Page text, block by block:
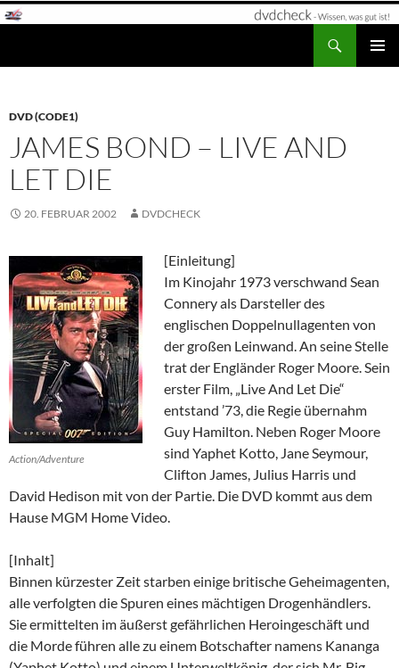
Zum
DVD (CODE1)
JAMES BOND – LIVE AND
LET DIE
20. FEBRUAR 2002 DVDCHECK
Action/Adventure
[Einleitung]
Im Kinojahr 1973 verschwand Sean
Connery als Darsteller des
englischen Doppelnullagenten von
der großen Leinwand. An seine Stelle
trat der Engländer Roger Moore. Sein
erster Film, „Live And Let Die“
entstand ’73, die Regie übernahm
Guy Hamilton. Neben Roger Moore
sind Yaphet Kotto, Jane Seymour,
Clifton James, Julius Harris und
David Hedison mit von der Partie. Die DVD kommt aus dem
Hause MGM Home Video.
[Inhalt]
Binnen kürzester Zeit starben einige britische Geheimagenten,
alle verfolgten die Spuren eines mächtigen Drogenhändlers.
Sie ermittelten im äußerst gefährlichen Heroingeschäft und
die Morde führen alle zu einem Botschafter namens Kananga